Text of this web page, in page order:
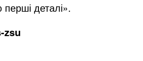
деталі».
zsu